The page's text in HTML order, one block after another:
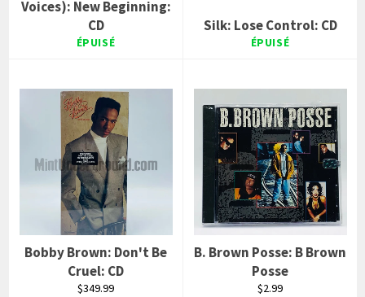
Voices): New Beginning:
CD
ÉPUISÉ
Silk: Lose Control: CD
ÉPUISÉ
Bobby Brown: Don't Be
Cruel: CD
Prix
$349.99
B. Brown Posse: B Brown
Posse
Prix
$2.99